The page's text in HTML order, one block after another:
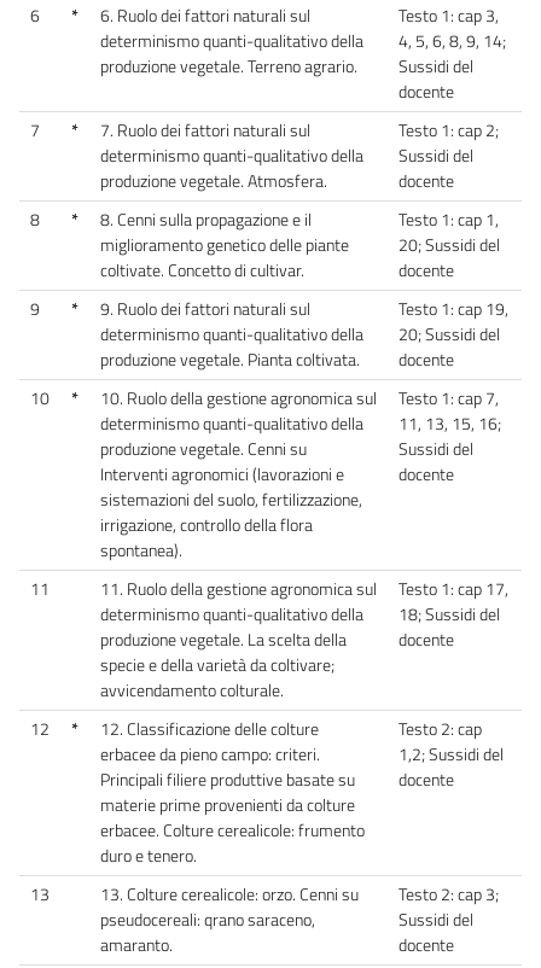
6 *
6. Ruolo dei fattori naturali sul
determinismo quanti-qualitativo della
produzione vegetale. Terreno agrario.
Testo 1: cap 3,
4, 5, 6, 8, 9, 14;
Sussidi del
docente
7
*
7. Ruolo dei fattori naturali sul
determinismo quanti-qualitativo della
produzione vegetale. Atmosfera.
Testo 1: cap 2;
Sussidi del
docente
8
*
8. Cenni sulla propagazione e il
miglioramento genetico delle piante
coltivate. Concetto di cultivar.
Testo 1: cap 1,
20; Sussidi del
docente
9
*
9. Ruolo dei fattori naturali sul
determinismo quanti-qualitativo della
produzione vegetale. Pianta coltivata.
Testo 1: cap 19,
20; Sussidi del
docente
10
*
10. Ruolo della gestione agronomica sul
determinismo quanti-qualitativo della
produzione vegetale. Cenni su
Interventi agronomici (lavorazioni e
sistemazioni del suolo, fertilizzazione,
irrigazione, controllo della flora
spontanea).
Testo 1: cap 7,
11, 13, 15, 16;
Sussidi del
docente
11
11. Ruolo della gestione agronomica sul
determinismo quanti-qualitativo della
produzione vegetale. La scelta della
specie e della varietà da coltivare;
avvicendamento colturale.
Testo 1: cap 17,
18; Sussidi del
docente
12 *
12. Classificazione delle colture
erbacee da pieno campo: criteri.
Principali filiere produttive basate su
materie prime provenienti da colture
erbacee. Colture cerealicole: frumento
duro e tenero.
Testo 2: cap
1,2; Sussidi del
docente
13
13. Colture cerealicole: orzo. Cenni su
pseudocereali: qrano saraceno,
amaranto.
Testo 2: cap 3;
Sussidi del
docente